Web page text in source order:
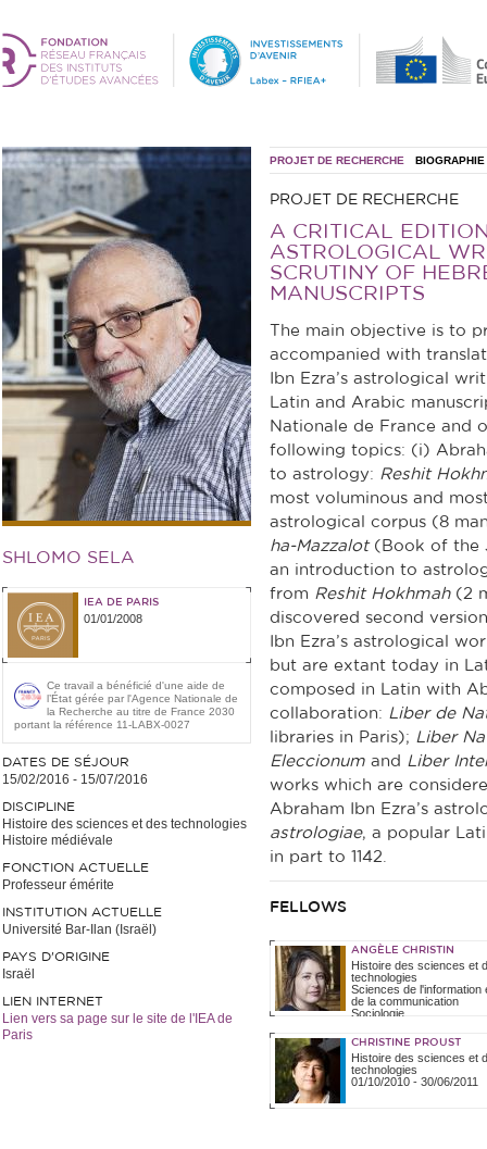
SHLOMO SELA
IEA DE PARIS
01/01/2008
Ce travail a bénéficié d'une aide de
l’État gérée par l'Agence Nationale de
la Recherche au titre de France 2030
portant la référence 11-LABX-0027
DATES DE SÉJOUR
15/02/2016 - 15/07/2016
DISCIPLINE
Histoire des sciences et des technologies
Histoire médiévale
FONCTION ACTUELLE
Professeur émérite
INSTITUTION ACTUELLE
Université Bar-Ilan (Israël)
PAYS D'ORIGINE
Israël
LIEN INTERNET
Lien vers sa page sur le site de l'IEA de
Paris
PROJET DE RECHERCHE BIOGRAPHIE
PROJET DE RECHERCHE
A CRITICAL
ASTROLOGICAL
SCRUTINY OF
MANUSCRIPTS
The main objective is to
accompanied with
Ibn Ezra’s astrological
Latin and Arabic
Nationale de France and
following topics: (i)
to astrology: Reshit
most voluminous and
astrological corpus (8
ha-Mazzalot(Book of the
an introduction to
from Reshit Hokhmah(2
discovered second
Ibn Ezra’s astrological
but are extant today in
composed in Latin with
collaboration: Liber de
libraries in Paris); Liber
Eleccionumand Liber
works which are
Abraham Ibn Ezra’s
astrologiae, a popular
in part to 1142.
FELLOWS
ANGÈLE CHRISTIN
Histoire des sciences et
technologies
Sciences de l'information
de la communication
Sociologie
intelligents
01/02/2020- 30/06/2020
CHRISTINE PROUST
Histoire des sciences et
technologies
01/10/2010- 30/06/2011